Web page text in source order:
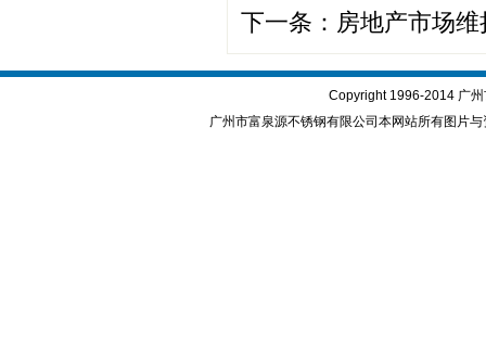
下一条： 房地产市场
Copyright 1996-2014 广
广州市富泉源不锈钢有限公司本网站所有图片